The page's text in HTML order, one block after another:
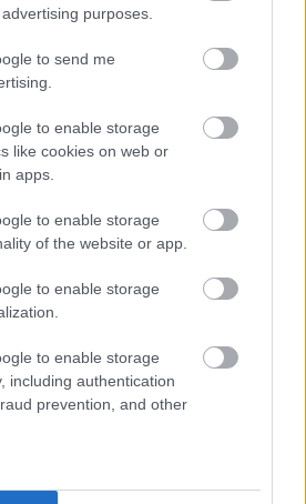
purposes.
to send me
to enable storage
like cookies on web or
apps.
to enable storage
of the website or app.
to enable storage
to enable storage
including authentication
prevention, and other
την εποχή που τα blogs ήταν «κάτι
τα βέλη που ετοιμάζει φτιάχνει η
In2life και λέει τη γνώμη του χωρίς
ταυτότητα κρύβονται ανύπαντροι
άλλοι ότι την ύλη του φροντίζουν
που φλερτάρουν με τον
ηλικίας. Εσύ μην δινεις σημασία.